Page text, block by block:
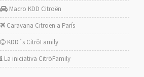
Macro KDD Citroën
Caravana Citroën a París
KDD´s CitröFamily
La iniciativa CitröFamily